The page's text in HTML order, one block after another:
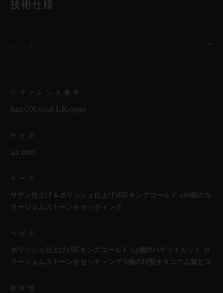
技術仕様
リファレンス番号
642.OX.0118.LR.0999
サイズ
42 mm
ケース
サテン仕上げ＆ポリッシュ仕上げ18Kキングゴールド 156個のカ
ラージェムストーンをセッティング
ベゼル
ポリッシュ仕上げ18Kキングゴールド 54個のバゲットカット カ
ラージェムストーンをセッティング 6個のH型チタニウム製ビス
防水性